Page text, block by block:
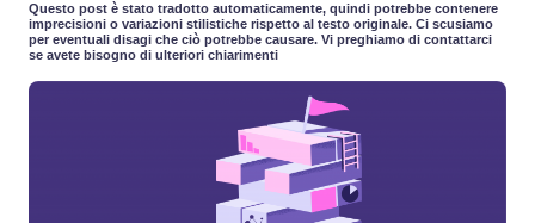
Questo post è stato tradotto automaticamente, quindi potrebbe contenere
imprecisioni o variazioni stilistiche rispetto al testo originale. Ci scusiamo
per eventuali disagi che ciò potrebbe causare. Vi preghiamo di contattarci
se avete bisogno di ulteriori chiarimenti